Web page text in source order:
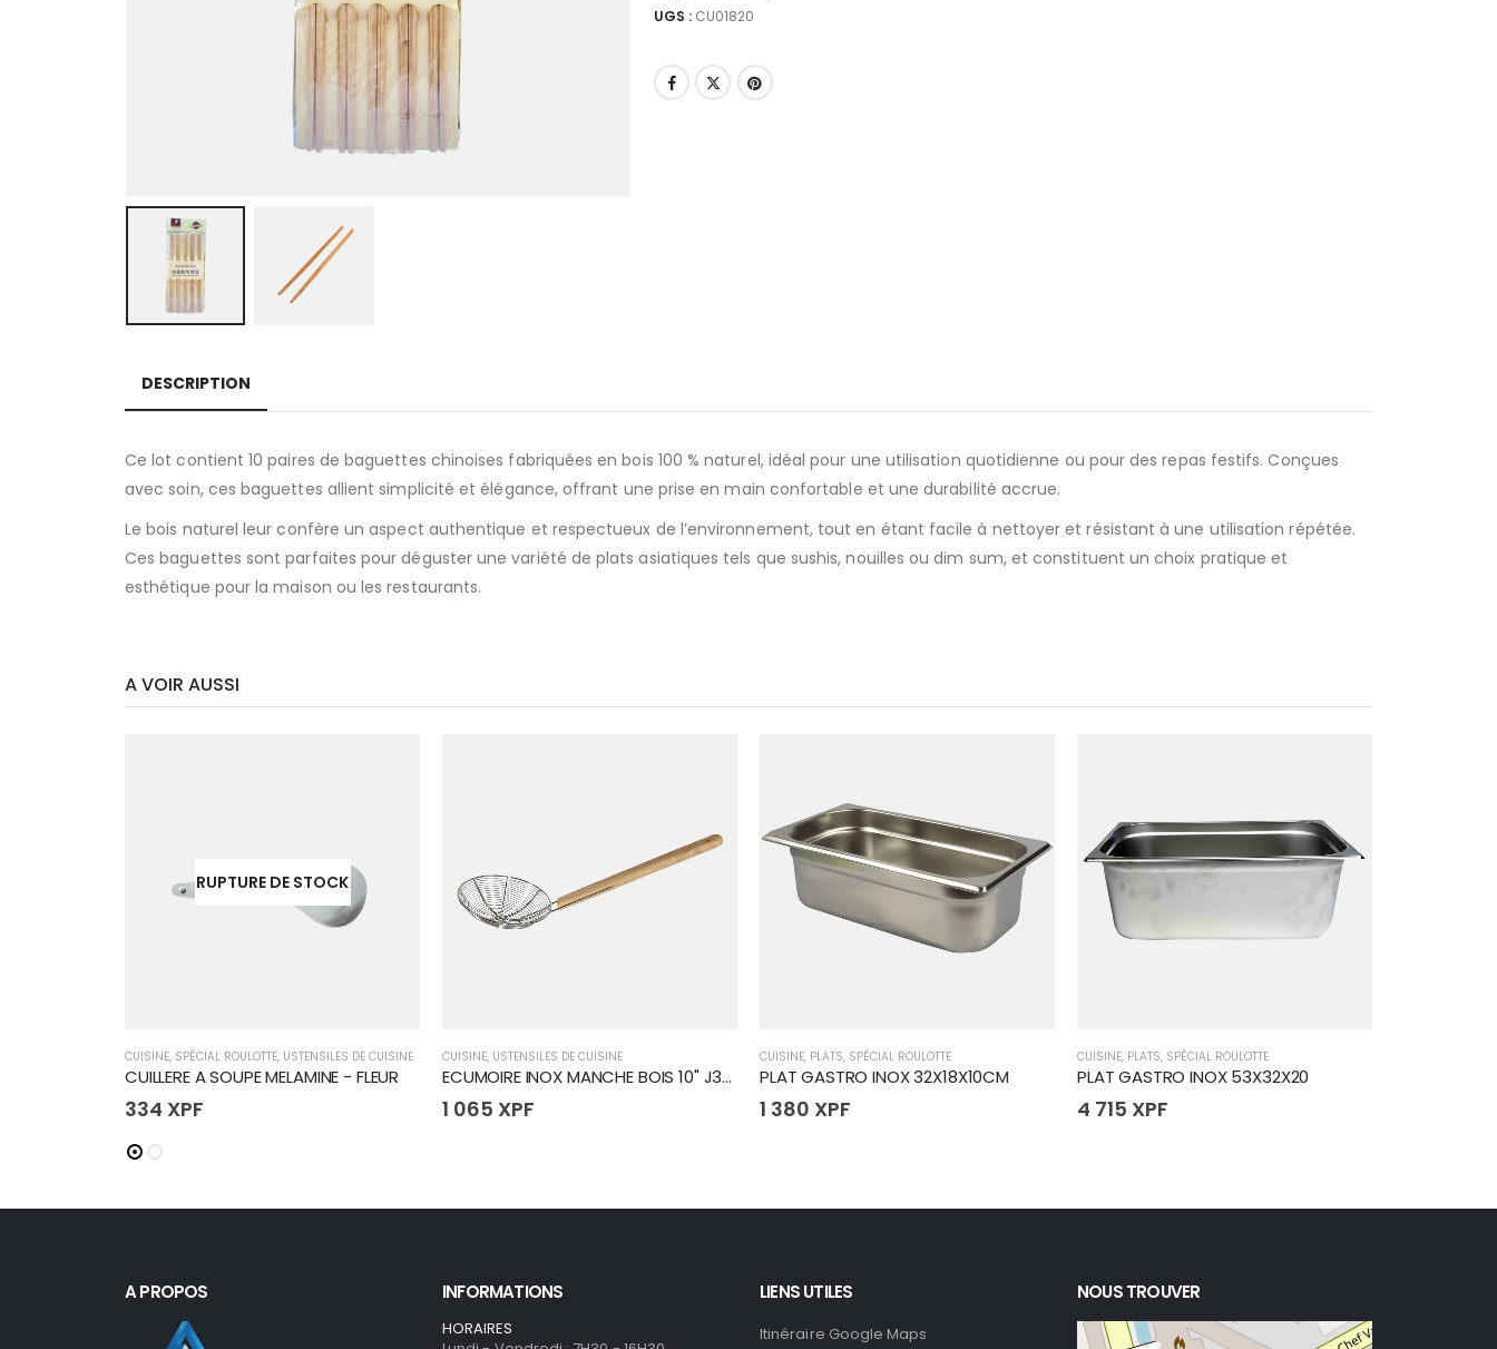
UGS : CU01820
DESCRIPTION
Ce lot contient 10 paires de baguettes chinoises fabriquées en bois 100 % naturel, idéal pour une utilisation quotidienne ou pour des repas festifs. Conçues
avec soin, ces baguettes allient simplicité et élégance, offrant une prise en main confortable et une durabilité accrue.
Le bois naturel leur confère un aspect authentique et respectueux de l’environnement, tout en étant facile à nettoyer et résistant à une utilisation répétée.
Ces baguettes sont parfaites pour déguster une variété de plats asiatiques tels que sushis, nouilles ou dim sum, et constituent un choix pratique et
esthétique pour la maison ou les restaurants.
A VOIR AUSSI
RUPTURE DE STOCK
CUISINE, SPÉCIAL ROULOTTE, USTENSILES DE CUISINE
CUILLERE A SOUPE MELAMINE - FLEUR
334 XPF
CUISINE, USTENSILES DE CUISINE
ECUMOIRE INOX MANCHE BOIS 10" J34306 (50
1 065 XPF
CUISINE, PLATS, SPÉCIAL ROULOTTE
PLAT GASTRO INOX 32X18X10CM
1 380 XPF
CUISINE, PLATS, SPÉCIAL ROULOTTE
PLAT GASTRO INOX 53X32X20
4 715 XPF
A PROPOS INFORMATIONS
HORAIRES
LIENS UTILES
Itinéraire Google Maps
NOUS TROUVER